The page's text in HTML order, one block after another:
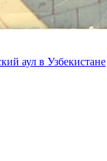
аул в Узбекистане